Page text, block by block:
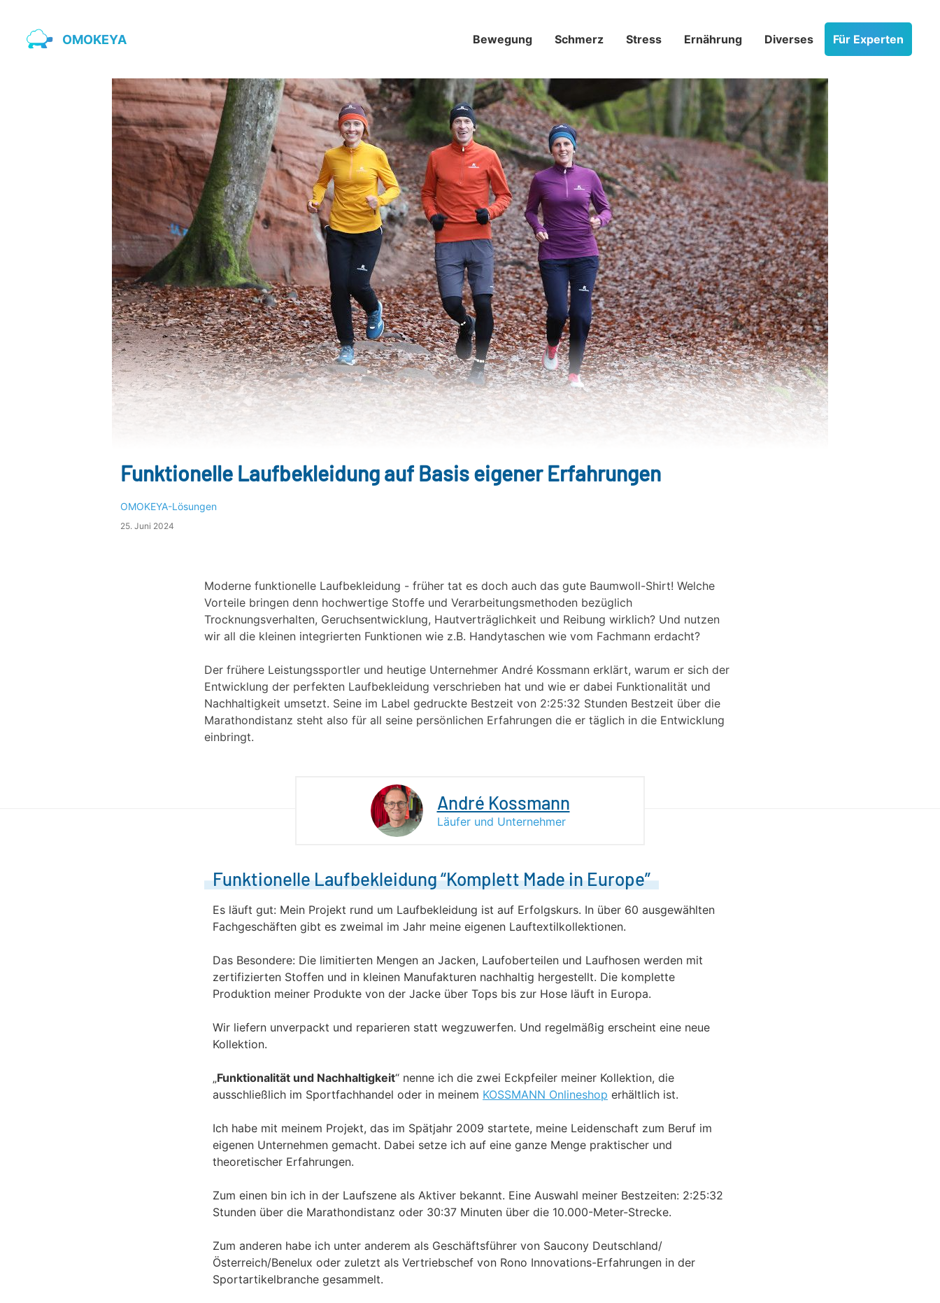
OMOKEYA Für Experten
Bewegung Schmerz­ Stress­ Ernährung Diverses
Funktionelle Laufbekleidung auf Basis eigener Erfahrungen
OMOKEYA-Lösungen
25. Juni 2024
Moderne funktionelle Laufbekleidung - früher tat es doch auch das gute Baumwoll-Shirt! Welche
Vorteile bringen denn hochwertige Stoffe und Verarbeitungsmethoden bezüglich
Trocknungsverhalten, Geruchsentwicklung, Hautverträglichkeit und Reibung wirklich? Und nutzen
wir all die kleinen integrierten Funktionen wie z.B. Handytaschen wie vom Fachmann erdacht?
Der frühere Leistungssportler und heutige Unternehmer André Kossmann erklärt, warum er sich der
Entwicklung der perfekten Laufbekleidung verschrieben hat und wie er dabei Funktionalität und
Nachhaltigkeit umsetzt. Seine im Label gedruckte Bestzeit von 2:25:32 Stunden Bestzeit über die
Marathondistanz steht also für all seine persönlichen Erfahrungen die er täglich in die Entwicklung
einbringt.
André Kossmann
Läufer und Unternehmer
Funktionelle Laufbekleidung “Komplett Made in Europe”
Es läuft gut: Mein Projekt rund um Laufbekleidung ist auf Erfolgskurs. In über 60 ausgewählten
Fachgeschäften gibt es zweimal im Jahr meine eigenen Lauftextilkollektionen.
Das Besondere: Die limitierten Mengen an Jacken, Laufoberteilen und Laufhosen werden mit
zertifizierten Stoffen und in kleinen Manufakturen nachhaltig hergestellt. Die komplette
Produktion meiner Produkte von der Jacke über Tops bis zur Hose läuft in Europa.
Wir liefern unverpackt und reparieren statt wegzuwerfen. Und regelmäßig erscheint eine neue
Kollektion.
„Funktionalität und Nachhaltigkeit“ nenne ich die zwei Eckpfeiler meiner Kollektion, die
ausschließlich im Sportfachhandel oder in meinem KOSSMANN Onlineshop erhältlich ist.
Ich habe mit meinem Projekt, das im Spätjahr 2009 startete, meine Leidenschaft zum Beruf im
eigenen Unternehmen gemacht. Dabei setze ich auf eine ganze Menge praktischer und
theoretischer Erfahrungen.
Zum einen bin ich in der Laufszene als Aktiver bekannt. Eine Auswahl meiner Bestzeiten: 2:25:32
Stunden über die Marathondistanz oder 30:37 Minuten über die 10.000-Meter-Strecke.
Zum anderen habe ich unter anderem als Geschäftsführer von Saucony Deutschland/
Österreich/Benelux oder zuletzt als Vertriebschef von Rono Innovations-Erfahrungen in der
Sportartikelbranche gesammelt.